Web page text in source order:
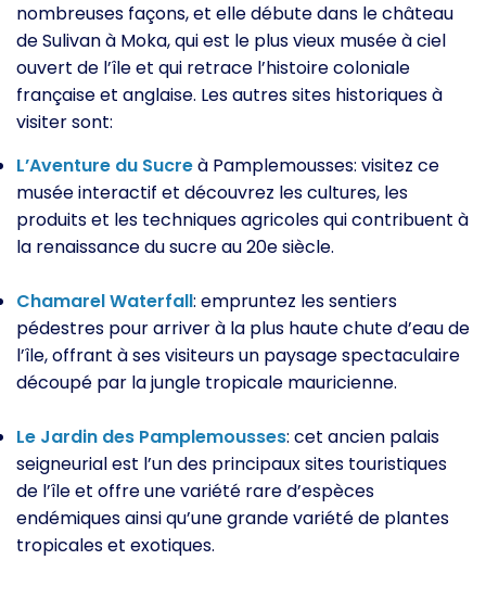
nombreuses façons, et elle débute dans le château
de Sulivan à Moka, qui est le plus vieux musée à ciel
ouvert de l’île et qui retrace l’histoire coloniale
française et anglaise. Les autres sites historiques à
visiter sont:
L’Aventure du Sucreà Pamplemousses: visitez ce
musée interactif et découvrez les cultures, les
produits et les techniques agricoles qui contribuent à
la renaissance du sucre au 20e siècle.
Chamarel Waterfall: empruntez les sentiers
pédestres pour arriver à la plus haute chute d’eau de
l’île, offrant à ses visiteurs un paysage spectaculaire
découpé par la jungle tropicale mauricienne.
Le Jardin des Pamplemousses: cet ancien palais
seigneurial est l’un des principaux sites touristiques
de l’île et offre une variété rare d’espèces
endémiques ainsi qu’une grande variété de plantes
tropicales et exotiques.